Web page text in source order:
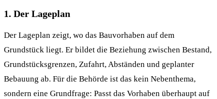
1. Der Lageplan
Der Lageplan zeigt, wo das Bauvorhaben auf dem
Grundstück liegt. Er bildet die Beziehung zwischen Bestand,
Grundstücksgrenzen, Zufahrt, Abständen und geplanter
Bebauung ab. Für die Behörde ist das kein Nebenthema,
sondern eine Grundfrage: Passt das Vorhaben überhaupt auf